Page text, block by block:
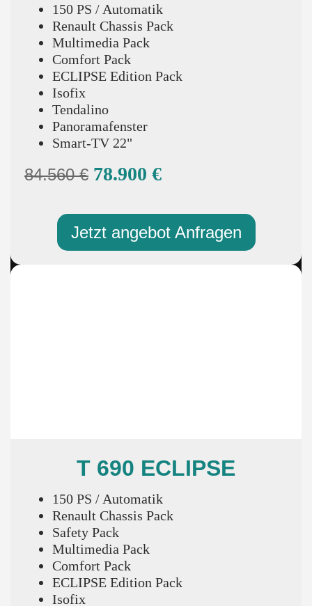
150 PS / Automatik
Renault Chassis Pack
Multimedia Pack
Comfort Pack
ECLIPSE Edition Pack
Isofix
Tendalino
Panoramafenster
Smart-TV 22"
84.560 € 78.900 €
Jetzt angebot Anfragen
T 690 ECLIPSE
150 PS / Automatik
Renault Chassis Pack
Safety Pack
Multimedia Pack
Comfort Pack
ECLIPSE Edition Pack
Isofix